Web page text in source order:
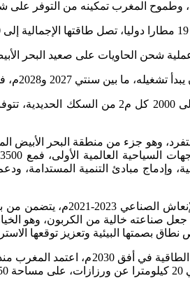
شحن الحاويات على صعيد البحر
الأنشطة الاقتصادية؛ في إقليم الداخلة، بعلاقة مع القارة الإفريقية.
وعلى مستوى السكك الحديدية،
وهو جزء من منطقة البحر
وعلى المستوى
صناعته خالية من الكربون، وهو
بصمتها البيئية وتعزيز توقعها